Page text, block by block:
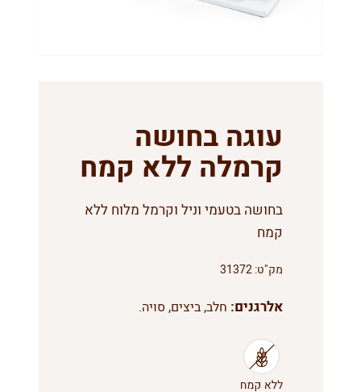
עוגה בחושה
קרמלה ללא קמח
בחושה בטעמי וניל וקרמל מלוח ללא
קמח
מק"ט:31372
אלרגנים: חלב, ביצים, סויה.